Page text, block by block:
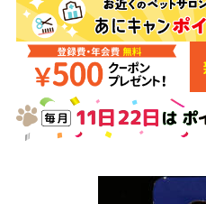
ドッグフード
美容・ケア用品
あにまるキャンパスについて
アフターサービス
商品リクエスト